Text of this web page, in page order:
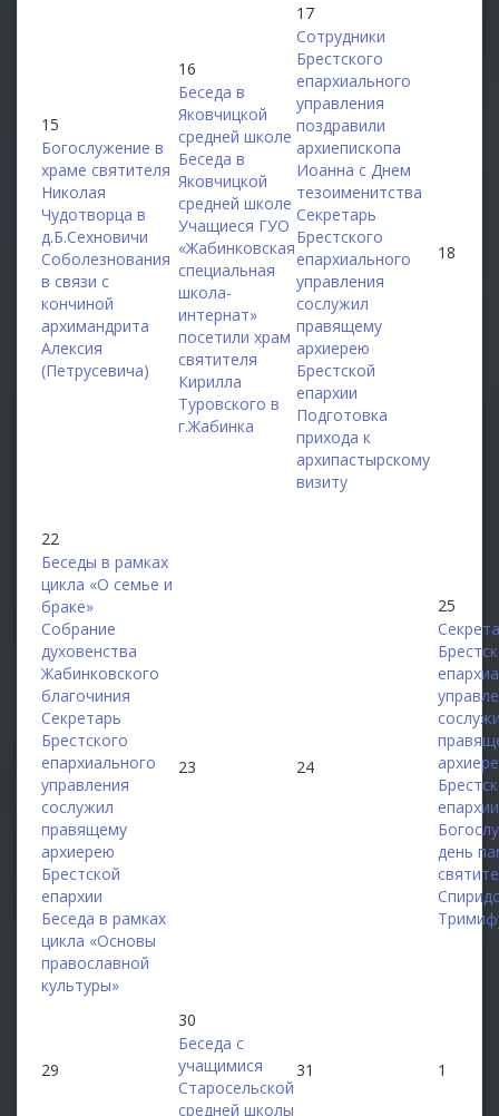
15
Богослужение в
храме святителя
Николая
Чудотворца в
д.Б.Сехновичи
Соболезнования
в связи с
кончиной
архимандрита
Алексия
(Петрусевича)
16
Беседа в
Яковчицкой
средней школе
Беседа в
Яковчицкой
средней школе
Учащиеся ГУО
«Жабинковская
специальная
школа-
интернат»
посетили храм
святителя
Кирилла
Туровского в
г.Жабинка
17
Сотрудники
Брестского
епархиального
управления
поздравили
архиепископа
Иоанна с Днем
тезоименитства
Секретарь
Брестского
епархиального
управления
сослужил
правящему
архиерею
Брестской
епархии
Подготовка
прихода к
архипастырскому
визиту
18
22
Беседы в рамках
цикла «О семье и
браке»
Собрание
духовенства
Жабинковского
благочиния
Секретарь
Брестского
епархиального
управления
сослужил
правящему
архиерею
Брестской
епархии
Беседа в рамках
цикла «Основы
православной
культуры»
23 24
25
епархии
день
29
30
Беседа с
учащимися
Старосельской
средней школы
31 1